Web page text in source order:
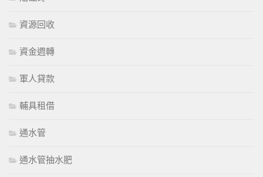
資源回收
資金週轉
軍人貸款
輔具租借
通水管
通水管抽水肥